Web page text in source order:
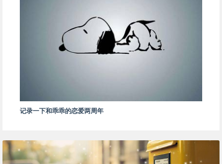
记录一下和乖乖的恋爱两周年